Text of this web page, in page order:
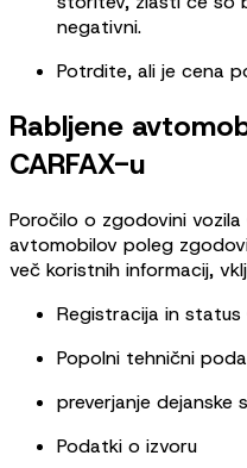
negativni.
Potrdite, ali je cena
Rabljene
CARFAX-u
Poročilo o zgodovini vozila
avtomobilov poleg
več koristnih informacij,
Registracija in status
Popolni tehnični
preverjanje dejanske
Podatki o izvoru